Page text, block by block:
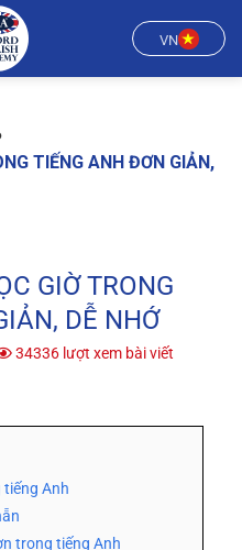
VN
TIẾNG ANH ĐƠN GIẢN,
GIỜ TRONG
DỄ NHỚ
34336 lượt xem bài viết
tiếng Anh
trong tiếng Anh